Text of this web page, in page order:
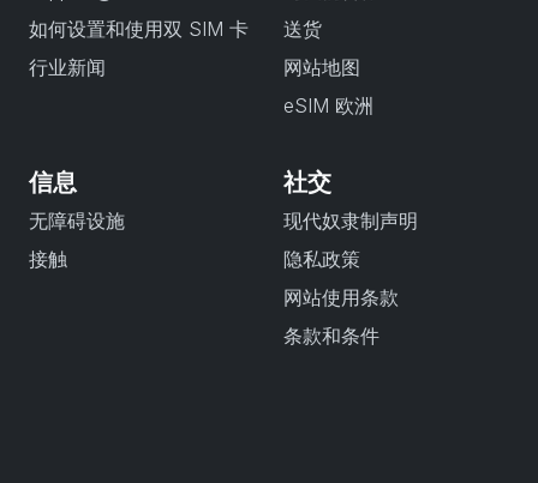
如何设置和使用双 SIM 卡
行业新闻
送货
网站地图
eSIM 欧洲
信息
无障碍设施
接触
社交
现代奴隶制声明
隐私政策
网站使用条款
条款和条件